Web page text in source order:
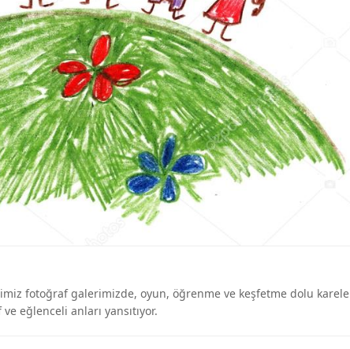
fotoğraf galerimizde, oyun, öğrenme ve keşfetme dolu
eğlenceli anları yansıtıyor.